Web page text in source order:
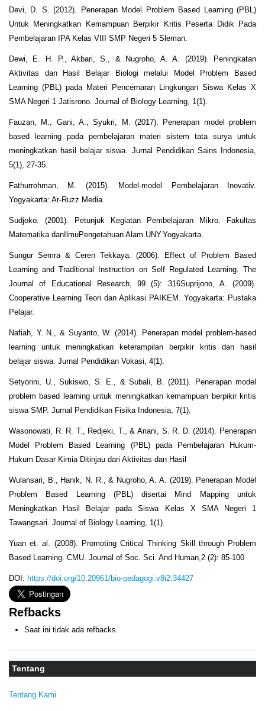
Tentang
Tentang Kami
Devi, D. S. (2012). Penerapan Model Problem Based Learning (PBL)
Untuk Meningkatkan Kemampuan Berpikir Kritis Peserta Didik Pada
Pembelajaran IPA Kelas VIII SMP Negeri 5 Sleman.
Dewi, E. H. P., Akbari, S., & Nugroho, A. A. (2019). Peningkatan
Aktivitas dan Hasil Belajar Biologi melalui Model Problem Based
Learning (PBL) pada Materi Pencemaran Lingkungan Siswa Kelas X
SMA Negeri 1 Jatisrono. Journal of Biology Learning, 1(1).
Fauzan, M., Gani, A., Syukri, M. (2017). Penerapan model problem
based learning pada pembelajaran materi sistem tata surya untuk
meningkatkan hasil belajar siswa. Jurnal Pendidikan Sains Indonesia,
5(1), 27-35.
Fathurrohman, M. (2015). Model-model Pembelajaran Inovativ.
Yogyakarta: Ar-Ruzz Media.
Sudjoko. (2001). Petunjuk Kegiatan Pembelajaran Mikro. Fakultas
Matematika danIlmuPengetahuan Alam.UNY.Yogyakarta.
Sungur Semra & Ceren Tekkaya. (2006). Effect of Problem Based
Learning and Traditional Instruction on Self Regulated Learning. The
Journal of Educational Research, 99 (5): 316Suprijono, A. (2009).
Cooperative Learning Teori dan Aplikasi PAIKEM. Yogyakarta: Pustaka
Pelajar.
Nafiah, Y. N., & Suyanto, W. (2014). Penerapan model problem-based
learning untuk meningkatkan keterampilan berpikir kritis dan hasil
belajar siswa. Jurnal Pendidikan Vokasi, 4(1).
Setyorini, U., Sukiswo, S. E., & Subali, B. (2011). Penerapan model
problem based learning untuk meningkatkan kemampuan berpikir kritis
siswa SMP. Jurnal Pendidikan Fisika Indonesia, 7(1).
Wasonowati, R. R. T., Redjeki, T., & Ariani, S. R. D. (2014). Penerapan
Model Problem Based Learning (PBL) pada Pembelajaran Hukum-
Hukum Dasar Kimia Ditinjau dari Aktivitas dan Hasil
Wulansari, B., Hanik, N. R., & Nugroho, A. A. (2019). Penerapan Model
Problem Based Learning (PBL) disertai Mind Mapping untuk
Meningkatkan Hasil Belajar pada Siswa Kelas X SMA Negeri 1
Tawangsari. Journal of Biology Learning, 1(1).
Yuan et. al. (2008). Promoting Critical Thinking Skill through Problem
Based Learning. CMU. Journal of Soc. Sci. And Human,2 (2): 85-100
DOI: https://doi.org/10.20961/bio-pedagogi.v8i2.34427
Refbacks
Saat ini tidak ada refbacks.